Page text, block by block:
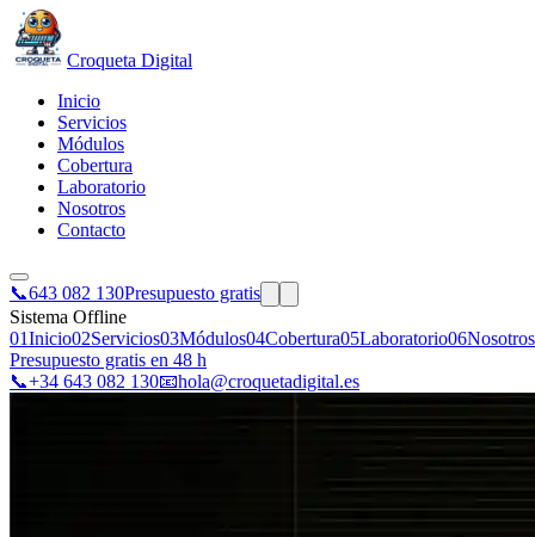
Croqueta Digital
Inicio
Servicios
Módulos
Cobertura
Laboratorio
Nosotros
Contacto
📞643 082 130Presupuesto gratis
Sistema Offline
01Inicio02Servicios03Módulos04Cobertura05Laboratorio06Nosotros
Presupuesto gratis en 48 h
📞+34 643 082 130📧hola@croquetadigital.es